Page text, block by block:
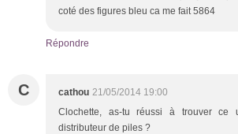
coté des figures bleu ca me fait 5864
Répondre
C cathou 21/05/2014 19:00
Clochette, as-tu réussi à trouver
distributeur de piles ?